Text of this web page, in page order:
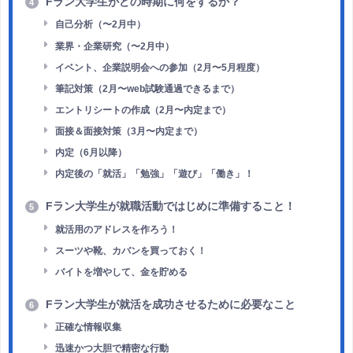
4
自己分析（〜2月中）
業界・企業研究（〜2月中）
イベント、企業説明会への参加（2月〜5月程度）
筆記対策（2月〜web試験通過できるまで）
エントリシートの作成（2月〜内定まで）
面接＆面接対策（3月〜内定まで）
内定（6月以降）
内定後の「就活」「勉強」「遊び」「働き」！
5 Fラン大学生が就職活動ではじめに準備すること！
就活用のアドレスを作ろう！
スーツや靴、カバンを買っておく！
バイトを増やして、金を貯める
6 Fラン大学生が就活を成功させるために必要なこと
正確な情報収集
迅速かつ大胆で精密な行動